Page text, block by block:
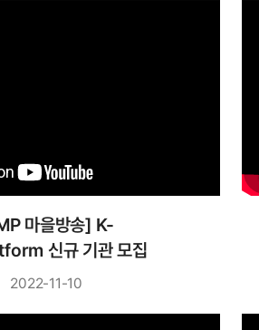
마을방송] K-
신규 기관 모집
2022-11-10